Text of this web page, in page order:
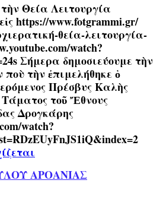
Θεία Λειτουργία
https://www.fotgrammi.gr/
θεία-λειτουργία-
watch?
Σήμερα δημοσιεύουμε τὴν
τὴν ἐπιμελήθηκε ὁ
Πρέσβυς Καλὴς
τοῦ Ἔθνους
Δρογκάρης
watch?
ΑΡΟΑΝΙΑΣ